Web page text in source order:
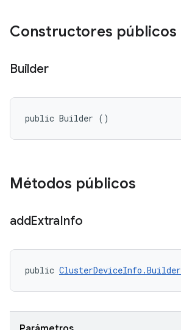
Constructores públicos
Builder
public Builder ()
Métodos públicos
addExtraInfo
public ClusterDeviceInfo.Builder